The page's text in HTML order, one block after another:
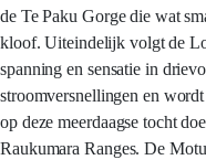
de Te Paku Gorge die wat
kloof. Uiteindelijk volgt de
spanning en sensatie in
stroomversnellingen en
op deze meerdaagse tocht
Raukumara Ranges. De